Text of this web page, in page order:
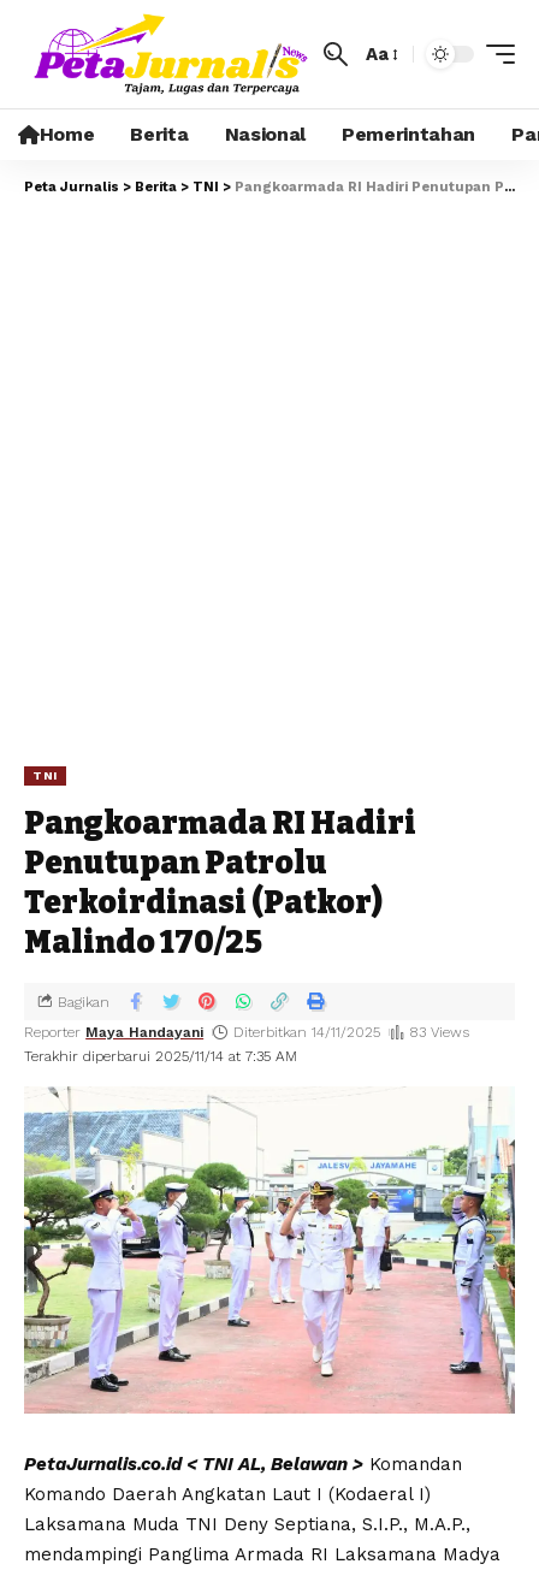
Aa
Home Berita Nasional Pemerintahan
Peta Jurnalis > Berita > TNI > Pangkoarmada RI Hadiri Penutupan Patrolu Terkoirdinasi (Patkor) Malindo 170/25
TNI
Pangkoarmada RI Hadiri
Penutupan Patrolu
Terkoirdinasi (Patkor)
Malindo 170/25
Terakhir diperbarui 2025/11/14 at 7:35 AM
Reporter Maya Handayani Diterbitkan 14/11/2025 83 Views
Bagikan
PetaJurnalis.co.id < TNI AL, Belawan > Komandan
Komando Daerah Angkatan Laut I (Kodaeral I)
Laksamana Muda TNI Deny Septiana, S.I.P., M.A.P.,
mendampingi Panglima Armada RI Laksamana Madya